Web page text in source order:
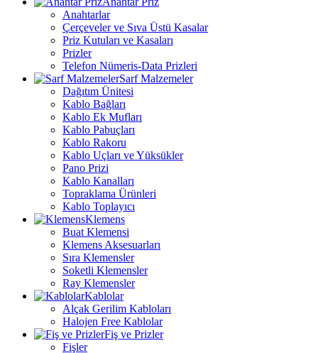
Anahtarlar
Çerçeveler ve Sıva Üstü Kasalar
Priz Kutuları ve Kasaları
Prizler
Telefon Nümeris-Data Prizleri
Sarf Malzemeler
Dağıtım Ünitesi
Kablo Bağları
Kablo Ek Mufları
Kablo Pabuçları
Kablo Rakoru
Kablo Uçları ve Yüksükler
Pano Prizi
Kablo Kanalları
Topraklama Ürünleri
Kablo Toplayıcı
Klemens
Buat Klemensi
Klemens Aksesuarları
Sıra Klemensler
Soketli Klemensler
Ray Klemensler
Kablolar
Alçak Gerilim Kabloları
Halojen Free Kablolar
Fiş ve Prizler
Fişler